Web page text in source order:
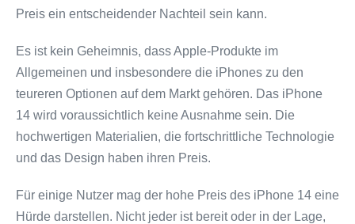
Preis ein entscheidender Nachteil sein kann.
Es ist kein Geheimnis, dass Apple-Produkte im
Allgemeinen und insbesondere die iPhones zu den
teureren Optionen auf dem Markt gehören. Das iPhone
14 wird voraussichtlich keine Ausnahme sein. Die
hochwertigen Materialien, die fortschrittliche Technologie
und das Design haben ihren Preis.
Für einige Nutzer mag der hohe Preis des iPhone 14 eine
Hürde darstellen. Nicht jeder ist bereit oder in der Lage,